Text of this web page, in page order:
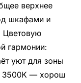
верхнее
шкафами и
Цветовую
гармонии:
уют для зоны
3500K — хорош